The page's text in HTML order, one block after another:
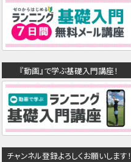
『動画』で学ぶ基礎入門講座！
チャンネル登録よろしくお願いします！